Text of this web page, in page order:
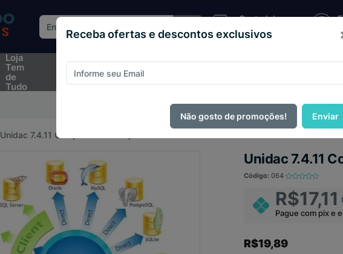
Central de
Atendimento
Loja
Tem
de
Tudo
Rifas e
Sorteios
Script
Loja
Código
PIX e ganhe 14% OFF em todo o site no mês de
Unidac 7.4.11 Completo Para Delphi Rio 10.3
Unidac 7.4.11
Código: 064
R$17,11
Pague com pix e
R$19,89
Receba ofertas e descontos exclusivos
Não gosto de promoções! Enviar